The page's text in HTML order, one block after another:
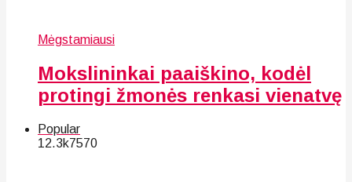
Mėgstamiausi
Mokslininkai paaiškino, kodėl
protingi žmonės renkasi vienatvę
Popular
12.3k7570